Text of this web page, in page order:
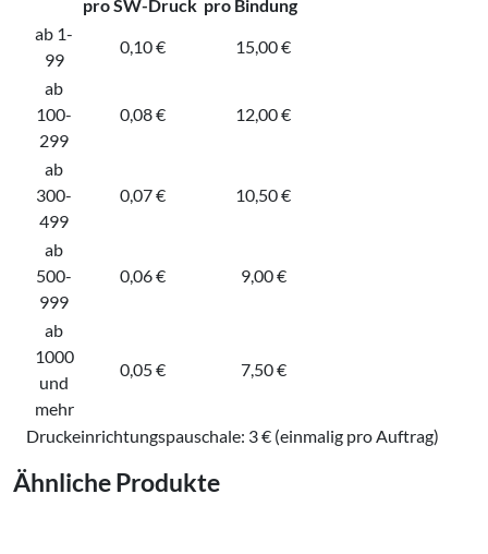
pro SW-Druck pro Bindung
ab 1-
99
0,10 €
15,00 €
ab
100-
299
0,08 € 12,00 €
ab
300-
499
0,07 € 10,50 €
ab
500-
999
0,06 € 9,00 €
ab
1000
und
mehr
0,05 € 7,50 €
Druckeinrichtungspauschale: 3 € (einmalig pro Auftrag)
Ähnliche Produkte